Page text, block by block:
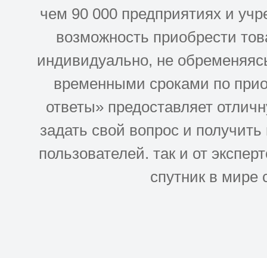
чем 90 000 предприятиях и
возможность приобрести
индивидуально, не
временными сроками по
ответы» предоставляет
задать свой вопрос и
пользователей. так и от
спутник в